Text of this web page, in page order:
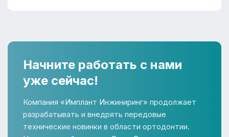
Начните работать с нами
уже сейчас!
Компания «Имплант Инжиниринг» продолжает
разрабатывать и внедрять передовые
технические новинки в области ортодонтии.